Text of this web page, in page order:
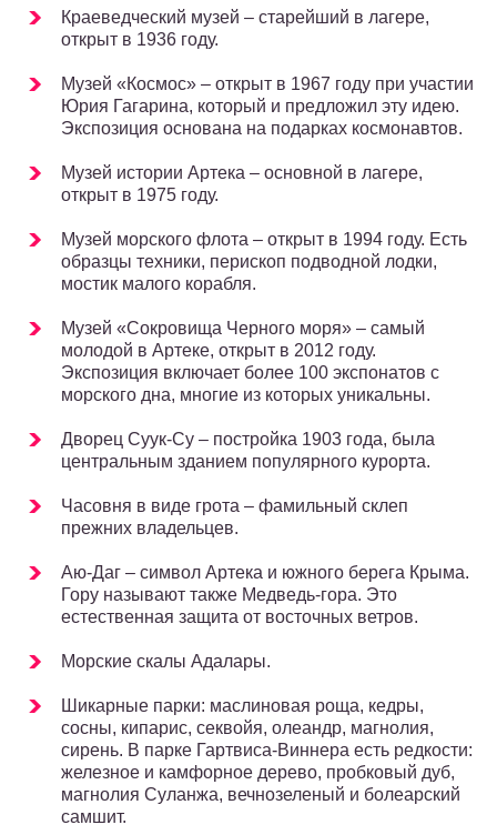
Краеведческий музей – старейший в лагере,
открыт в 1936 году.
Музей «Космос» – открыт в 1967 году при участии
Юрия Гагарина, который и предложил эту идею.
Экспозиция основана на подарках космонавтов.
Музей истории Артека – основной в лагере,
открыт в 1975 году.
Музей морского флота – открыт в 1994 году. Есть
образцы техники, перископ подводной лодки,
мостик малого корабля.
Музей «Сокровища Черного моря» – самый
молодой в Артеке, открыт в 2012 году.
Экспозиция включает более 100 экспонатов с
морского дна, многие из которых уникальны.
Дворец Суук-Су – постройка 1903 года, была
центральным зданием популярного курорта.
Часовня в виде грота – фамильный склеп
прежних владельцев.
Аю-Даг – символ Артека и южного берега Крыма.
Гору называют также Медведь-гора. Это
естественная защита от восточных ветров.
Морские скалы Адалары.
Шикарные парки: маслиновая роща, кедры,
сосны, кипарис, секвойя, олеандр, магнолия,
сирень. В парке Гартвиса-Виннера есть редкости:
железное и камфорное дерево, пробковый дуб,
магнолия Суланжа, вечнозеленый и болеарский
самшит.